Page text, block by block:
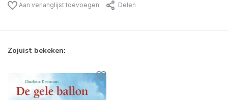
Aan verlanglijst toevoegen Delen
Zojuist bekeken: